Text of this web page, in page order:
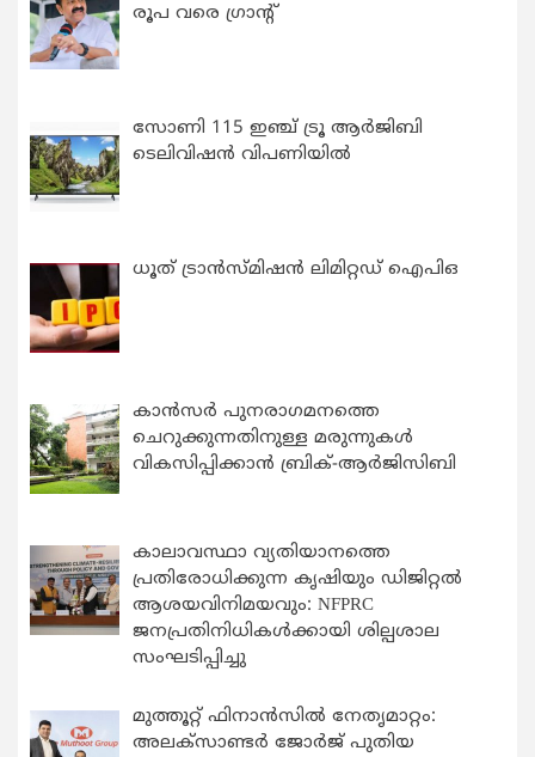
രൂപ വരെ ഗ്രാന്റ്
സോണി 115 ഇഞ്ച് ട്രൂ ആർജിബി
ടെലിവിഷൻ വിപണിയിൽ
ധൂത് ട്രാൻസ്മിഷൻ ലിമിറ്റഡ് ഐപിഒ
കാന്‍സര്‍ പുനരാഗമനത്തെ
ചെറുക്കുന്നതിനുള്ള മരുന്നുകള്‍
വികസിപ്പിക്കാന്‍ ബ്രിക്-ആര്‍ജിസിബി
കാലാവസ്ഥാ വ്യതിയാനത്തെ
പ്രതിരോധിക്കുന്ന കൃഷിയും ഡിജിറ്റൽ
ആശയവിനിമയവും: NFPRC
ജനപ്രതിനിധികൾക്കായി ശില്പശാല
സംഘടിപ്പിച്ചു
മുത്തൂറ്റ് ഫിനാൻസിൽ നേതൃമാറ്റം:
അലക്സാണ്ടർ ജോർജ് പുതിയ